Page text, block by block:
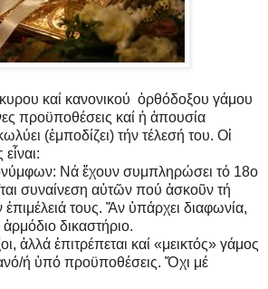
καί κανονικού ὀρθόδοξου γάμου
προϋποθέσεις καί ἡ ἀπουσία
(ἐμποδίζει) τήν τέλεσή του. Οἱ
Νά ἔχουν συμπληρώσει τό 18ο
συναίνεση αὐτῶν πού ἀσκοῦν τή
ἐπιμέλειά τους. Ἄν ὑπάρχει διαφωνία,
δικαστήριο.
ἀλλά ἐπιτρέπεται καί «μεικτός» γάμος
ή ὑπό προϋποθέσεις. Ὄχι μέ